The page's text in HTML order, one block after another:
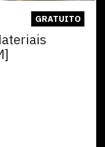
GRATUITO